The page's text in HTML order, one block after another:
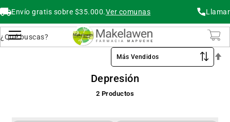
Envío gratis sobre $35.000.Ver comunas Llamar
Depresión
2 Productos